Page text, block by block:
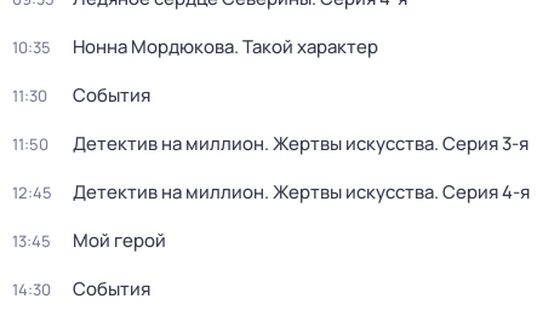
10:35 Нонна Мордюкова. Такой характер
11:30 События
11:50 Детектив на миллион. Жертвы искусства. Серия 3-я
12:45 Детектив на миллион. Жертвы искусства. Серия 4-я
13:45 Мой герой
14:30 События